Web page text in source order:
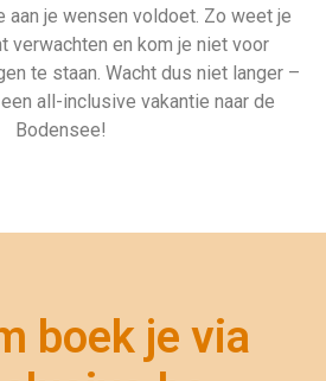
aan je wensen voldoet. Zo weet je
verwachten en kom je niet voor
te staan. Wacht dus niet langer –
all-inclusive vakantie naar de
Bodensee!
boek je via